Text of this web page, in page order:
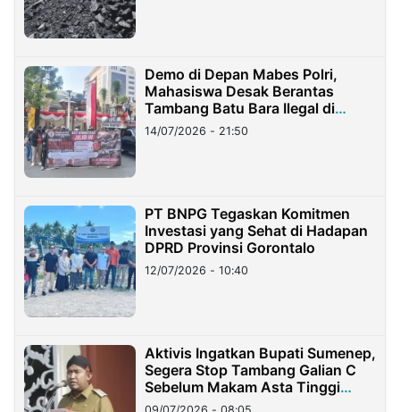
Demo di Depan Mabes Polri,
Mahasiswa Desak Berantas
Tambang Batu Bara Ilegal di
Lampung
14/07/2026 - 21:50
PT BNPG Tegaskan Komitmen
Investasi yang Sehat di Hadapan
DPRD Provinsi Gorontalo
12/07/2026 - 10:40
Aktivis Ingatkan Bupati Sumenep,
Segera Stop Tambang Galian C
Sebelum Makam Asta Tinggi
Longsor